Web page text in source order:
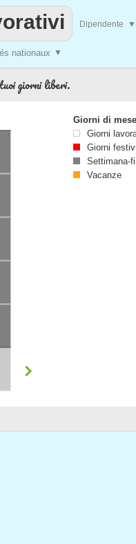
nationaux ▼
Dipendente ▼
giorni liberi.
Giorni di mese
Giorni
Giorni festivi
Settimana-
Vacanze